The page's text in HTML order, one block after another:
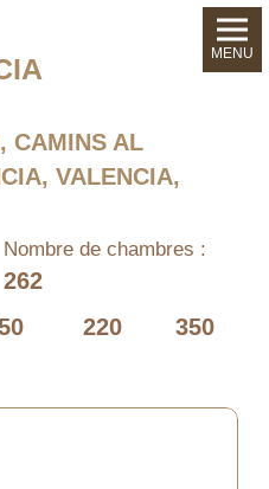
CAMINS AL
VALENCIA,
Nombre de chambres :
262
220 350
MENU